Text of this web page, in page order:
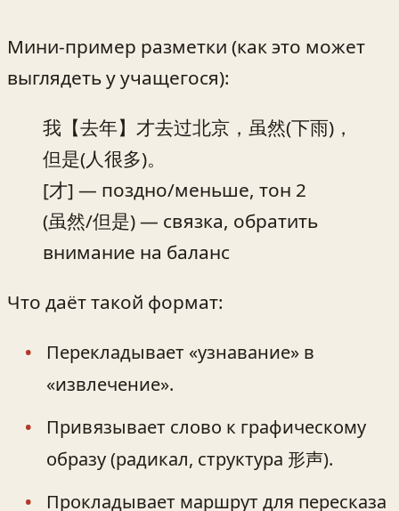
Мини‑пример разметки (как это может
выглядеть у учащегося):
我【去年】才去过北京，虽然(下雨)，
但是(人很多)。
[才] — поздно/меньше, тон 2
(虽然/但是) — связка, обратить
внимание на баланс
Что даёт такой формат:
Перекладывает «узнавание» в
«извлечение».
Привязывает слово к графическому
образу (радикал, структура 形声).
Прокладывает маршрут для пересказа